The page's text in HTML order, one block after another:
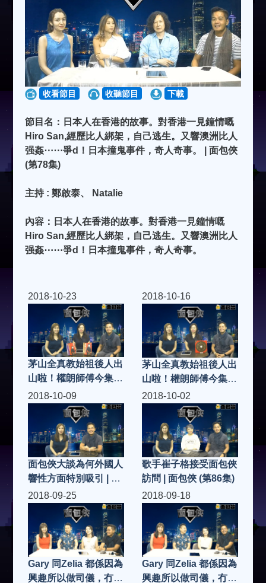
收看節目 收聽節目 下載
節目名：日本人在香港的故事。對香港一見鐘情嘅
Hiro San,經歷比人綁架，自己逃生。又響澳洲比人
强姦⋯⋯爭d！日本撞鬼事件，奇人奇事。 | 面包俠
(第78集)
主持 : 鄭啟泰、 Natalie
內容：日本人在香港的故事。對香港一見鐘情嘅
Hiro San,經歷比人綁架，自己逃生。又響澳洲比人
强姦⋯⋯爭d！日本撞鬼事件，奇人奇事。
2018-10-23
茅山全真教始祖後人出
山啦！權朗師傅今集講
吓原來茅山術可以醫陽
萎、減肥、防老公有桃
花⋯⋯真係？立即去
片！（二）| 面包俠 (第
89集)
2018-10-16
茅山全真教始祖後人出
山啦！權朗師傅今集講
吓原來茅山術可以醫陽
萎、減肥、防老公有桃
花⋯⋯真係？立即去
片！（一）| 面包俠 (第
88集)
2018-10-09
面包俠大談為何外國人
響性方面特別吸引 | 面
包俠 (第87集)
2018-10-02
歌手崔子格接受面包俠
訪問 | 面包俠 (第86集)
2018-09-25
Gary 同Zelia 都係因為
興趣所以做司儀，冇電
2018-09-18
Gary 同Zelia 都係因為
興趣所以做司儀，冇電